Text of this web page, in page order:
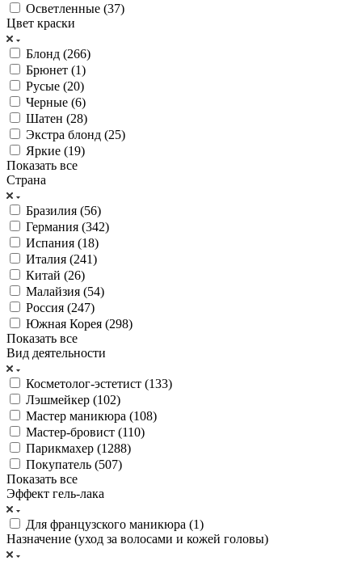
Осветленные (37)
Цвет краски
Блонд (266)
Брюнет (1)
Русые (20)
Черные (6)
Шатен (28)
Экстра блонд (25)
Яркие (19)
Показать все
Страна
Бразилия (56)
Германия (342)
Испания (18)
Италия (241)
Китай (26)
Малайзия (54)
Россия (247)
Южная Корея (298)
Показать все
Вид деятельности
Косметолог-эстетист (133)
Лэшмейкер (102)
Мастер маникюра (108)
Мастер-бровист (110)
Парикмахер (1288)
Покупатель (507)
Показать все
Эффект гель-лака
Для французского маникюра (1)
Назначение (уход за волосами и кожей головы)